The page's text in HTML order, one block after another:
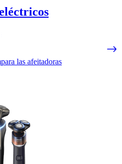
las afeitadoras